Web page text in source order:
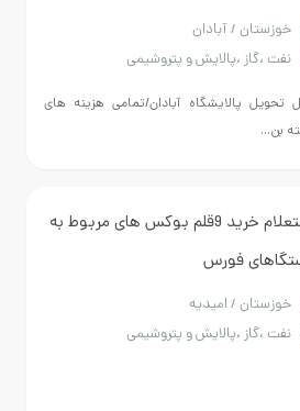
/ آبادان
،پالایش و پتروشیمی
آبادان/تمامی هزینه های
استعلام خرید 9قلم بوکس های مربوط به
فورس
/ امیدیه
،پالایش و پتروشیمی